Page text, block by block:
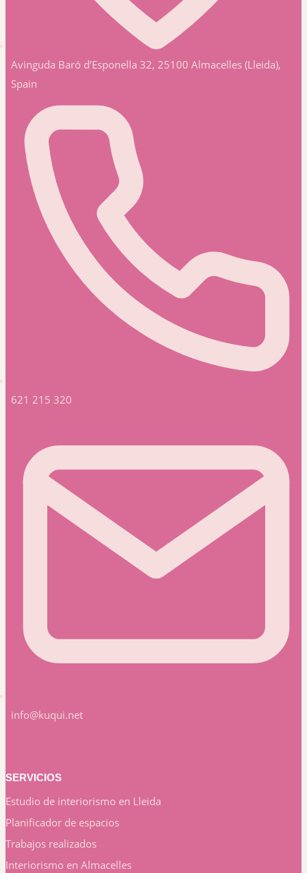
Avinguda Baró d’Esponella 32, 25100 Almacelles (Lleida),
Spain
621 215 320
info@kuqui.net
SERVICIOS
Estudio de interiorismo en Lleida
Planificador de espacios
Trabajos realizados
Interiorismo en Almacelles